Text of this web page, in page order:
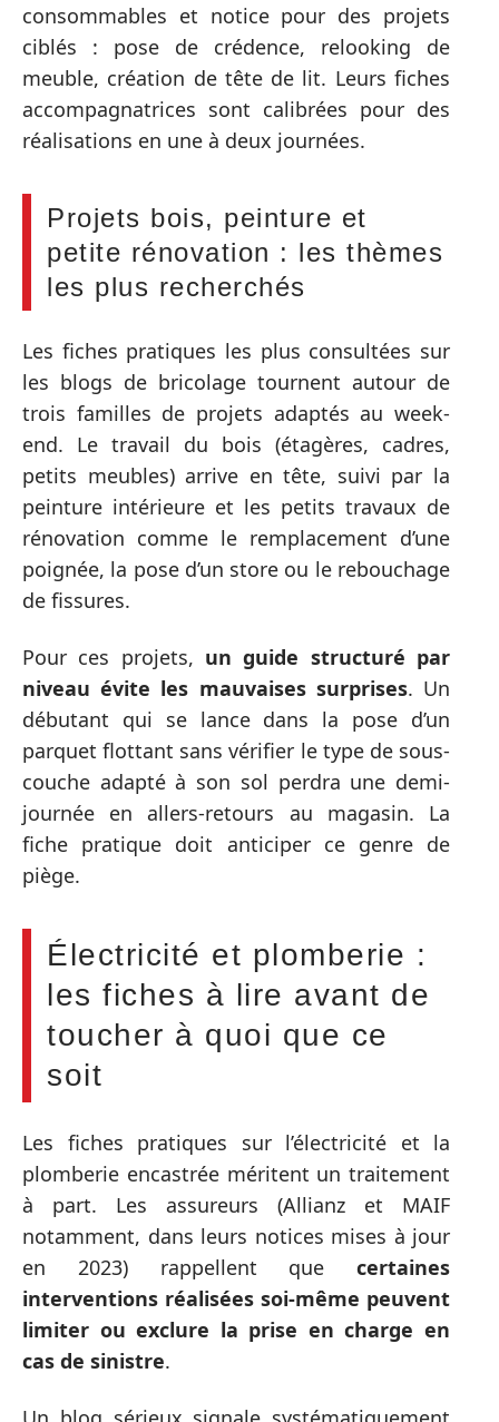
consommables et notice pour des projets
ciblés : pose de crédence, relooking de
meuble, création de tête de lit. Leurs fiches
accompagnatrices sont calibrées pour des
réalisations en une à deux journées.
Projets bois, peinture et
petite rénovation : les thèmes
les plus recherchés
Les fiches pratiques les plus consultées sur
les blogs de bricolage tournent autour de
trois familles de projets adaptés au week-
end. Le travail du bois (étagères, cadres,
petits meubles) arrive en tête, suivi par la
peinture intérieure et les petits travaux de
rénovation comme le remplacement d’une
poignée, la pose d’un store ou le rebouchage
de fissures.
Pour ces projets, un guide structuré par
niveau évite les mauvaises surprises. Un
débutant qui se lance dans la pose d’un
parquet flottant sans vérifier le type de sous-
couche adapté à son sol perdra une demi-
journée en allers-retours au magasin. La
fiche pratique doit anticiper ce genre de
piège.
Électricité et plomberie :
les fiches à lire avant de
toucher à quoi que ce
soit
Les fiches pratiques sur l’électricité et la
plomberie encastrée méritent un traitement
à part. Les assureurs (Allianz et MAIF
notamment, dans leurs notices mises à jour
en 2023) rappellent que certaines
interventions réalisées soi-même peuvent
limiter ou exclure la prise en charge en
cas de sinistre.